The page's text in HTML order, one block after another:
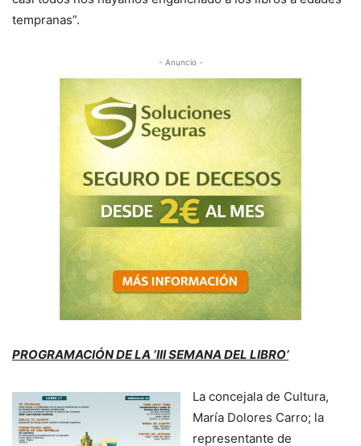
tempranas”.
- Anuncio -
PROGRAMACIÓN DE LA ‘III SEMANA DEL LIBRO’
La concejala de Cultura,
María Dolores Carro; la
representante de